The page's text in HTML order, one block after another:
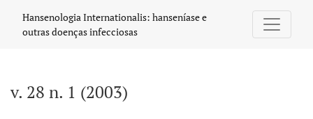
Hansenologia Internationalis: hanseníase e
outras doenças infecciosas
v. 28 n. 1 (2003)